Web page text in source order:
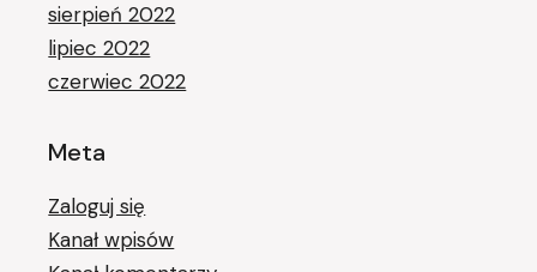
sierpień 2022
lipiec 2022
czerwiec 2022
Meta
Zaloguj się
Kanał wpisów